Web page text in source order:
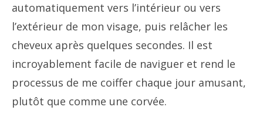
automatiquement vers l’intérieur ou vers
l’extérieur de mon visage, puis relâcher les
cheveux après quelques secondes. Il est
incroyablement facile de naviguer et rend le
processus de me coiffer chaque jour amusant,
plutôt que comme une corvée.